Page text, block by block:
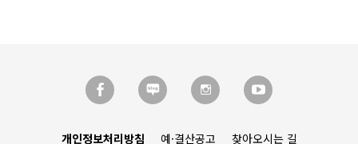
개인정보처리방침 예·결산공고 찾아오시는 길